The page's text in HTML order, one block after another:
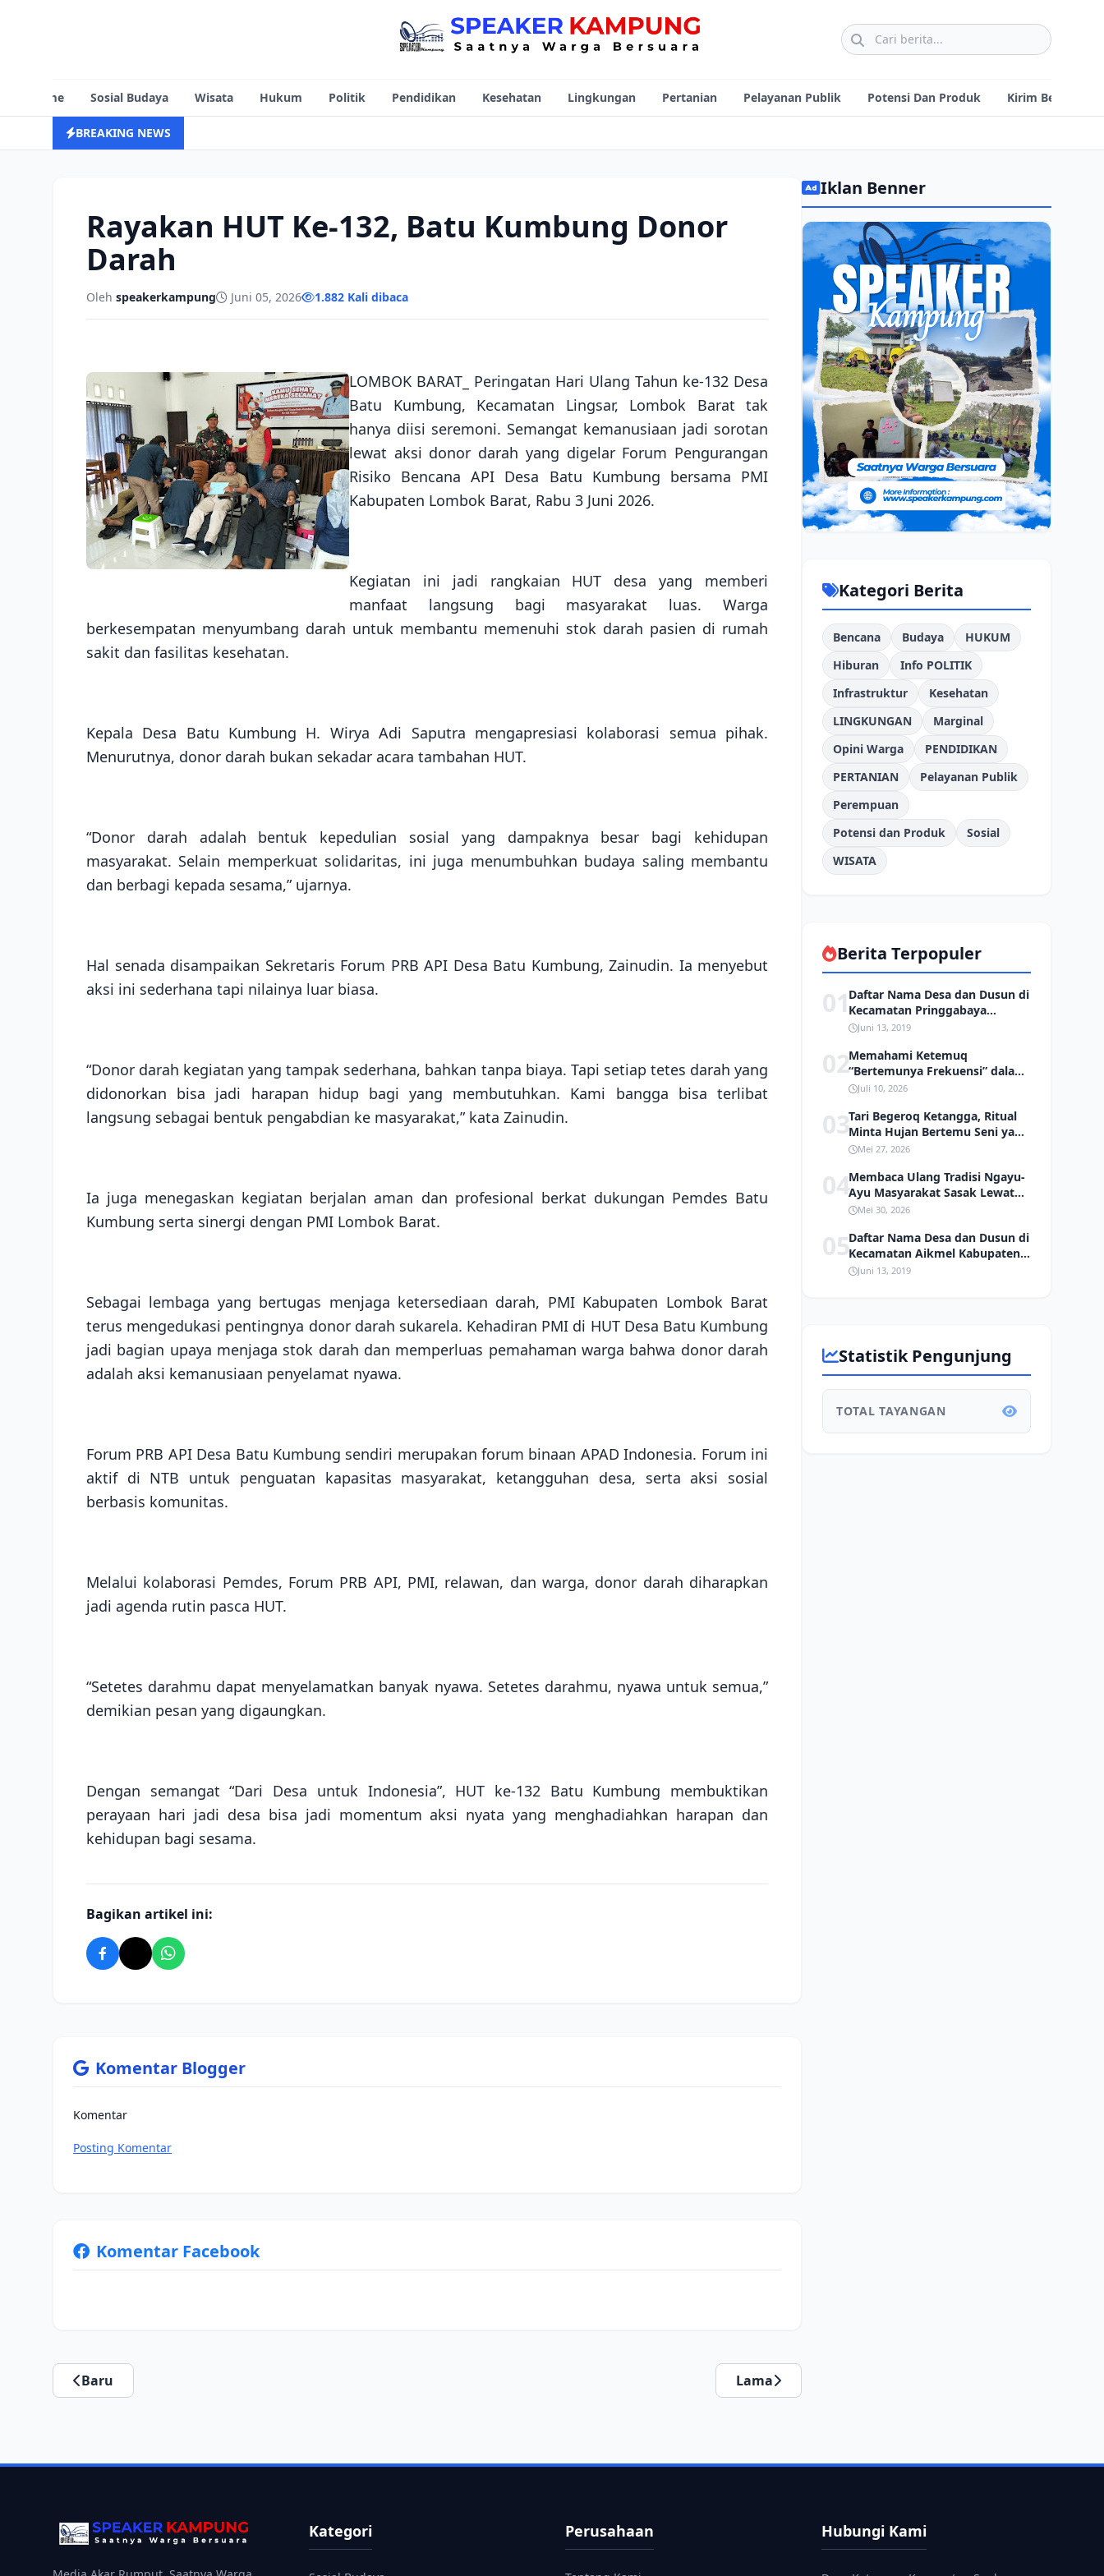
Home Sosial Budaya Wisata Hukum Politik Pendidikan Kesehatan Lingkungan Pertanian Pelayanan Publik Potensi Dan Produk Kirim Berita
BREAKING NEWS
Rayakan HUT Ke-132, Batu Kumbung Donor
Darah
Oleh speakerkampung Juni 05, 2026 1.882 Kali dibaca
LOMBOK BARAT_ Peringatan Hari Ulang Tahun ke-132 Desa
Batu Kumbung, Kecamatan Lingsar, Lombok Barat tak
hanya diisi seremoni. Semangat kemanusiaan jadi sorotan
lewat aksi donor darah yang digelar Forum Pengurangan
Risiko Bencana API Desa Batu Kumbung bersama PMI
Kabupaten Lombok Barat, Rabu 3 Juni 2026.
Kegiatan ini jadi rangkaian HUT desa yang memberi
manfaat langsung bagi masyarakat luas. Warga
berkesempatan menyumbang darah untuk membantu memenuhi stok darah pasien di rumah
sakit dan fasilitas kesehatan.
Kepala Desa Batu Kumbung H. Wirya Adi Saputra mengapresiasi kolaborasi semua pihak.
Menurutnya, donor darah bukan sekadar acara tambahan HUT.
“Donor darah adalah bentuk kepedulian sosial yang dampaknya besar bagi kehidupan
masyarakat. Selain memperkuat solidaritas, ini juga menumbuhkan budaya saling membantu
dan berbagi kepada sesama,” ujarnya.
Hal senada disampaikan Sekretaris Forum PRB API Desa Batu Kumbung, Zainudin. Ia menyebut
aksi ini sederhana tapi nilainya luar biasa.
“Donor darah kegiatan yang tampak sederhana, bahkan tanpa biaya. Tapi setiap tetes darah yang
didonorkan bisa jadi harapan hidup bagi yang membutuhkan. Kami bangga bisa terlibat
langsung sebagai bentuk pengabdian ke masyarakat,” kata Zainudin.
Ia juga menegaskan kegiatan berjalan aman dan profesional berkat dukungan Pemdes Batu
Kumbung serta sinergi dengan PMI Lombok Barat.
Sebagai lembaga yang bertugas menjaga ketersediaan darah, PMI Kabupaten Lombok Barat
terus mengedukasi pentingnya donor darah sukarela. Kehadiran PMI di HUT Desa Batu Kumbung
jadi bagian upaya menjaga stok darah dan memperluas pemahaman warga bahwa donor darah
adalah aksi kemanusiaan penyelamat nyawa.
Forum PRB API Desa Batu Kumbung sendiri merupakan forum binaan APAD Indonesia. Forum ini
aktif di NTB untuk penguatan kapasitas masyarakat, ketangguhan desa, serta aksi sosial
berbasis komunitas.
Melalui kolaborasi Pemdes, Forum PRB API, PMI, relawan, dan warga, donor darah diharapkan
jadi agenda rutin pasca HUT.
“Setetes darahmu dapat menyelamatkan banyak nyawa. Setetes darahmu, nyawa untuk semua,”
demikian pesan yang digaungkan.
Dengan semangat “Dari Desa untuk Indonesia”, HUT ke-132 Batu Kumbung membuktikan
perayaan hari jadi desa bisa jadi momentum aksi nyata yang menghadiahkan harapan dan
kehidupan bagi sesama.
Bagikan artikel ini:
Komentar Blogger
Komentar
Posting Komentar
Komentar Facebook
Baru Lama
Iklan Benner
Kategori Berita
Bencana Budaya
HUKUM
Hiburan
Info POLITIK
Infrastruktur
Kesehatan
LINGKUNGAN
Marginal
Opini Warga
PENDIDIKAN
PERTANIAN
Pelayanan Publik
Perempuan
Potensi dan Produk
Sosial
WISATA
Berita Terpopuler
01Daftar Nama Desa dan Dusun di
Kecamatan Pringgabaya
Kabupaten Lombok Timur
Juni 13, 2019
02Memahami Ketemuq
“Bertemunya Frekuensi” dalam
Tradisi Sasak
Juli 10, 2026
03Tari Begeroq Ketangga, Ritual
Minta Hujan Bertemu Seni yang
Hampir Punah
Mei 27, 2026
04Membaca Ulang Tradisi Ngayu-
Ayu Masyarakat Sasak Lewat
Kacamata Ekologi
Mei 30, 2026
05Daftar Nama Desa dan Dusun di
Kecamatan Aikmel Kabupaten
Lombok Timur
Juni 13, 2019
Statistik Pengunjung
TOTAL TAYANGAN
Kategori Perusahaan Hubungi Kami